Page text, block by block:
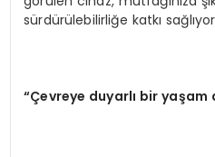
sürdürülebilirliğe katkı
“Çevreye duyarlı bir yaşam